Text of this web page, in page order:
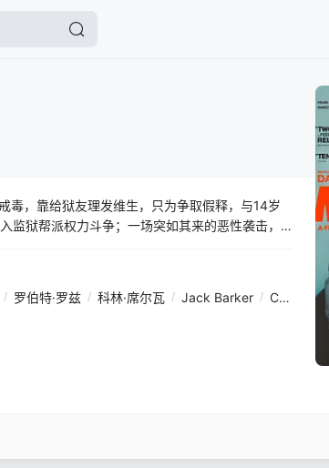
暂无观看影
毒，靠给狱友理发维生，只为争取假释，与14岁
狱帮派权力斗争；一场突如其来的恶性袭击，
/ 罗伯特·罗兹 / 科林·席尔瓦 / Jack Barker / Cole Martin